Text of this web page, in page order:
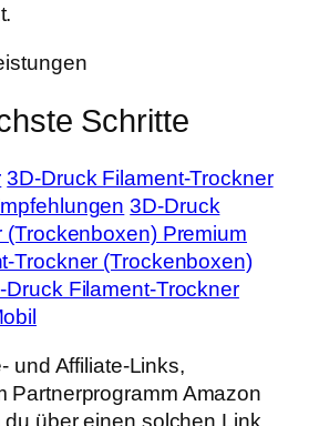
Schritte
3D‑Druck Filament‑Trockner
3D‑Druck
(Trockenboxen) Premium
(Trockenboxen)
Filament‑Trockner
und Affiliate-Links,
Partnerprogramm Amazon
über einen solchen Link